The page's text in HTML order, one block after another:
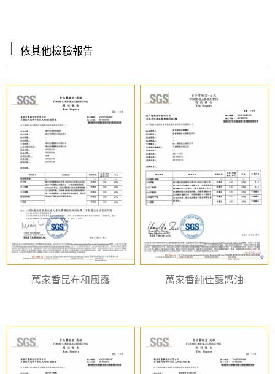
依其他檢驗報告
萬家香昆布和風露 萬家香純佳釀醬油